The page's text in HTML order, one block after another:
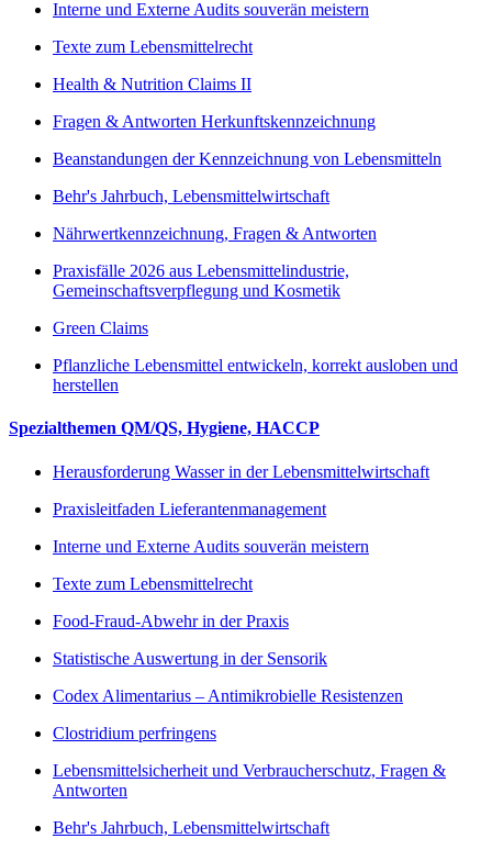
Interne und Externe Audits souverän meistern
Texte zum Lebensmittelrecht
Health & Nutrition Claims II
Fragen & Antworten Herkunftskennzeichnung
Beanstandungen der Kennzeichnung von Lebensmitteln
Behr's Jahrbuch, Lebensmittelwirtschaft
Nährwertkennzeichnung, Fragen & Antworten
Praxisfälle 2026 aus Lebensmittelindustrie,
Gemeinschaftsverpflegung und Kosmetik
Green Claims
Pflanzliche Lebensmittel entwickeln, korrekt ausloben und
herstellen
Spezialthemen QM/QS, Hygiene, HACCP
Herausforderung Wasser in der Lebensmittelwirtschaft
Praxisleitfaden Lieferantenmanagement
Interne und Externe Audits souverän meistern
Texte zum Lebensmittelrecht
Food-Fraud-Abwehr in der Praxis
Statistische Auswertung in der Sensorik
Codex Alimentarius – Antimikrobielle Resistenzen
Clostridium perfringens
Lebensmittelsicherheit und Verbraucherschutz, Fragen &
Antworten
Behr's Jahrbuch, Lebensmittelwirtschaft